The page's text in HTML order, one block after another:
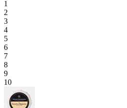
1
2
3
4
5
6
7
8
9
10